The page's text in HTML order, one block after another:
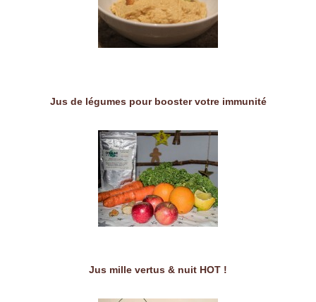
Jus de légumes pour booster votre immunité
Jus mille vertus & nuit HOT !